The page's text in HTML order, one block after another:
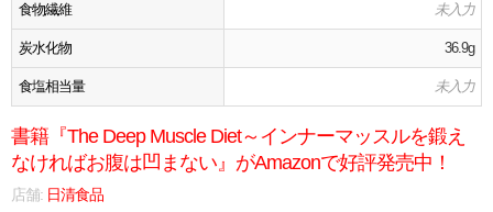
食物繊維 未入力
炭水化物 36.9g
食塩相当量 未入力
書籍『The Deep Muscle Diet～インナーマッスルを鍛え
なければお腹は凹まない』がAmazonで好評発売中！
店舗: 日清食品